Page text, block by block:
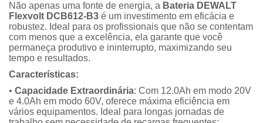
Não apenas uma fonte de energia, a Bateria DEWALT
Flexvolt DCB612-B3 é um investimento em eficácia e
robustez. Ideal para os profissionais que não se contentam
com menos que a excelência, ela garante que você
permaneça produtivo e ininterrupto, maximizando seu
tempo e resultados.
Características:
• Capacidade Extraordinária: Com 12.0Ah em modo 20V
e 4.0Ah em modo 60V, oferece máxima eficiência em
vários equipamentos. Ideal para longas jornadas de